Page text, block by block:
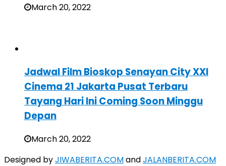
March 20, 2022
Jadwal Film Bioskop Senayan City XXI
Cinema 21 Jakarta Pusat Terbaru
Tayang Hari Ini Coming Soon Minggu
Depan
March 20, 2022
Designed byJIWABERITA.COMandJALANBERITA.COM